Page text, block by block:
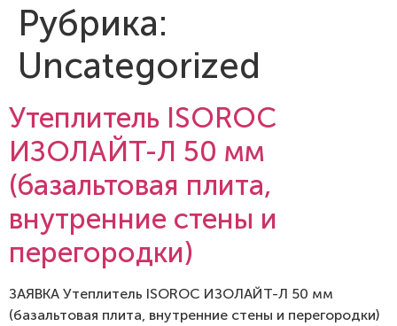
Рубрика:
Uncategorized
Утеплитель ISOROC
ИЗОЛАЙТ-Л 50 мм
(базальтовая плита,
внутренние стены и
перегородки)
ЗАЯВКА Утеплитель ISOROC ИЗОЛАЙТ-Л 50 мм
(базальтовая плита, внутренние стены и перегородки)